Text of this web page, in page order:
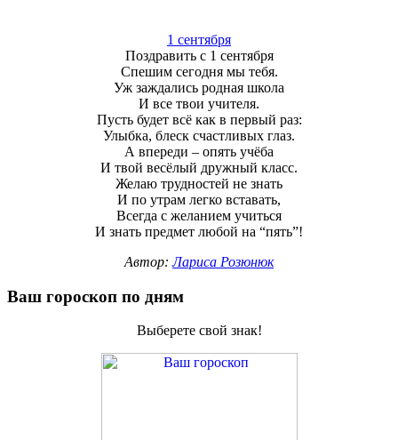
1 сентября
Поздравить с 1 сентября
Спешим сегодня мы тебя.
Уж заждались родная школа
И все твои учителя.
Пусть будет всё как в первый раз:
Улыбка, блеск счастливых глаз.
А впереди – опять учёба
И твой весёлый дружный класс.
Желаю трудностей не знать
И по утрам легко вставать,
Всегда с желанием учиться
И знать предмет любой на “пять”!
Автор:Лариса Розюнюк
Ваш гороскоп по дням
Выберете свой знак!